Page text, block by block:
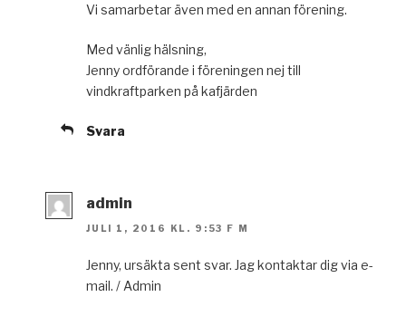
Vi samarbetar även med en annan förening.
Med vänlig hälsning,
Jenny ordförande i föreningen nej till
vindkraftparken på kafjärden
Svara
admin
JULI 1, 2016 KL. 9:53 F M
Jenny, ursäkta sent svar. Jag kontaktar dig via e-
mail. / Admin